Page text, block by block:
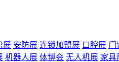
展 安防展 连锁加盟展 口腔展 门
机器人展 体博会 无人机展 家具